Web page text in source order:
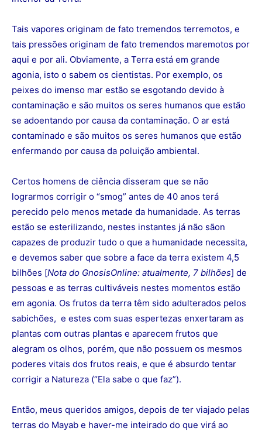
Tais vapores originam de fato tremendos terremotos, e
tais pressões originam de fato tremendos maremotos por
aqui e por ali. Obviamente, a Terra está em grande
agonia, isto o sabem os cientistas. Por exemplo, os
peixes do imenso mar estão se esgotando devido à
contaminação e são muitos os seres humanos que estão
se adoentando por causa da contaminação. O ar está
contaminado e são muitos os seres humanos que estão
enfermando por causa da poluição ambiental.
Certos homens de ciência disseram que se não
lograrmos corrigir o “smog” antes de 40 anos terá
perecido pelo menos metade da humanidade. As terras
estão se esterilizando, nestes instantes já não sãon
capazes de produzir tudo o que a humanidade necessita,
e devemos saber que sobre a face da terra existem 4,5
bilhões [Nota do GnosisOnline: atualmente, 7 bilhões] de
pessoas e as terras cultiváveis nestes momentos estão
em agonia. Os frutos da terra têm sido adulterados pelos
sabichões, e estes com suas espertezas enxertaram as
plantas com outras plantas e aparecem frutos que
alegram os olhos, porém, que não possuem os mesmos
poderes vitais dos frutos reais, e que é absurdo tentar
corrigir a Natureza (“Ela sabe o que faz”).
Então, meus queridos amigos, depois de ter viajado pelas
terras do Mayab e haver-me inteirado do que virá ao